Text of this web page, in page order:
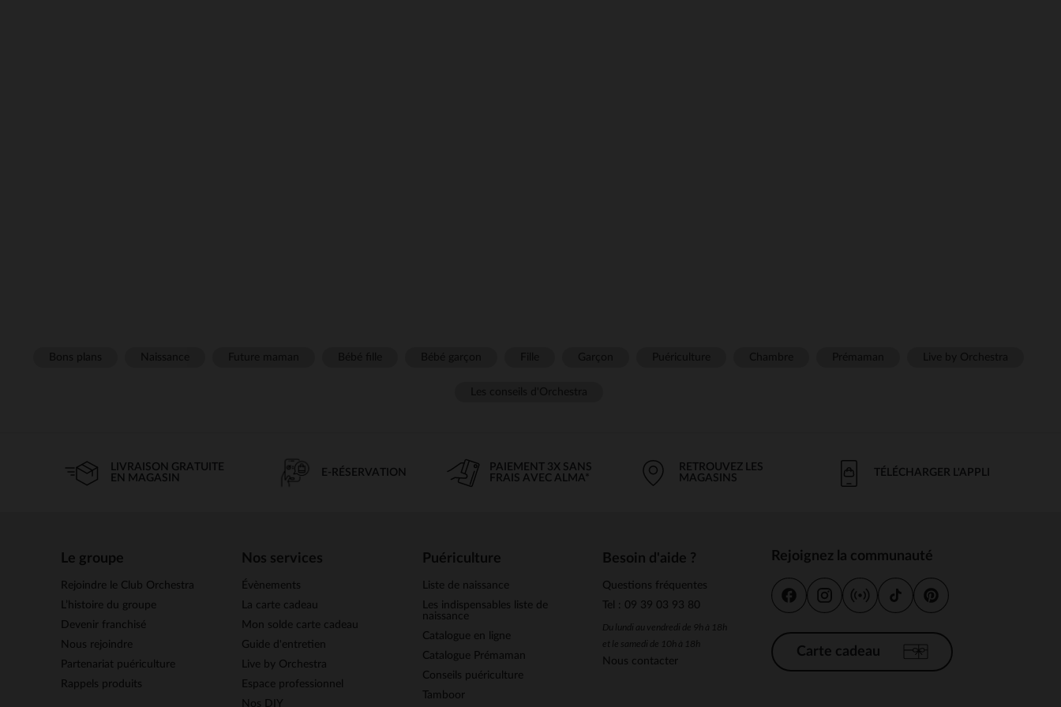
LIVRAISON GRATUITE
EN MAGASIN
E-RÉSERVATION
PAIEMENT 3X SANS
FRAIS AVEC ALMA*
RETROUVEZ LES
MAGASINS
TÉLÉCHARGER L'APPLI
Le groupe
Rejoindre le Club Orchestra
L’histoire du groupe
Devenir franchisé
Nous rejoindre
Partenariat puériculture
Rappels produits
Nos services
Évènements
La carte cadeau
Mon solde carte cadeau
Guide d'entretien
Live by Orchestra
Espace professionnel
Nos DIY
Puériculture
Liste de naissance
Les indispensables liste de
naissance
Catalogue en ligne
Catalogue Prémaman
Conseils puériculture
Tamboor
Besoin d'aide ?
Questions fréquentes
Tel : 09 39 03 93 80
Du lundi au vendredi de 9h à 18h
et le samedi de 10h à 18h
Nous contacter
Rejoignez la communauté
Carte cadeau